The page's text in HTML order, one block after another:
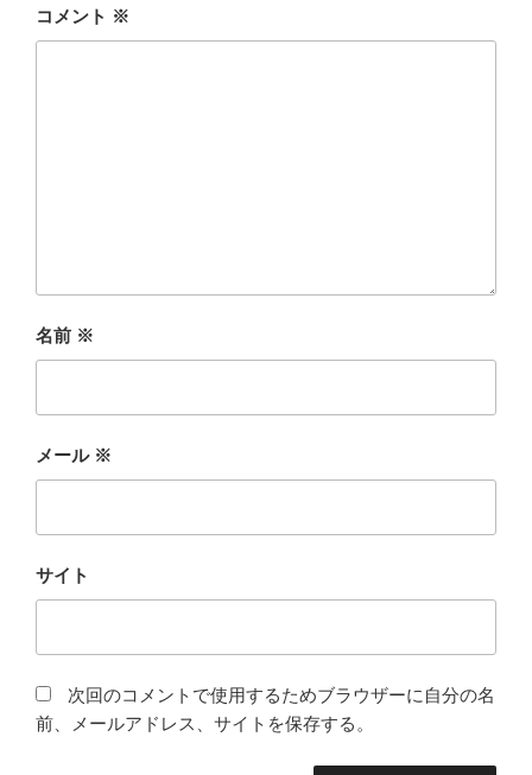
コメント ※
名前 ※
メール ※
サイト
次回のコメントで使用するためブラウザーに自分の名
前、メールアドレス、サイトを保存する。